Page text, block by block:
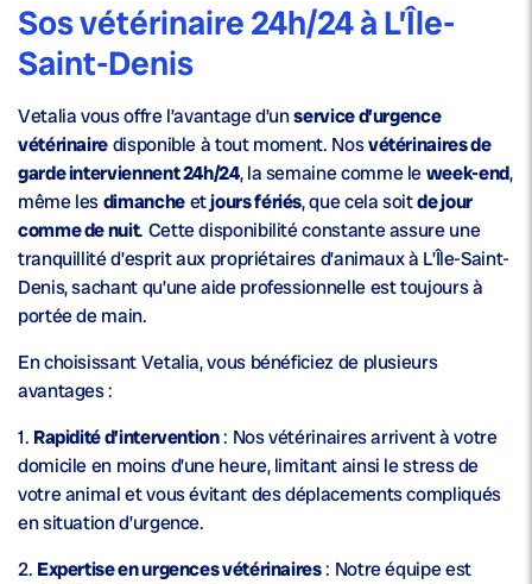
Sos vétérinaire 24h/24 à L’Île-
Saint-Denis
Vetalia vous offre l’avantage d’unservice d’urgence
vétérinairedisponible à tout moment. Nosvétérinaires de
garde interviennent 24h/24, la semaine comme leweek-end,
même lesdimancheetjours fériés, que cela soitde jour
comme de nuit. Cette disponibilité constante assure une
tranquillité d’esprit aux propriétaires d’animaux à L’Île-Saint-
Denis, sachant qu’une aide professionnelle est toujours à
portée de main.
En choisissant Vetalia, vous bénéficiez de plusieurs
avantages :
1. Rapidité d’intervention: Nos vétérinaires arrivent à votre
domicile en moins d’une heure, limitant ainsi le stress de
votre animal et vous évitant des déplacements compliqués
en situation d’urgence.
2. Expertise en urgences vétérinaires: Notre équipe est